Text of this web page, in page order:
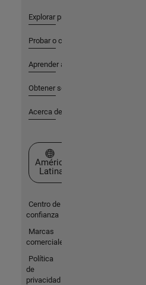
Explorar productos
Probar o comprar
Aprender a utilizar
Obtener soporte
Acerca de MathWorks
Seleccione un país/idioma
América
Latina
Centro de
confianza
Marcas
comerciales
Política
de
privacidad